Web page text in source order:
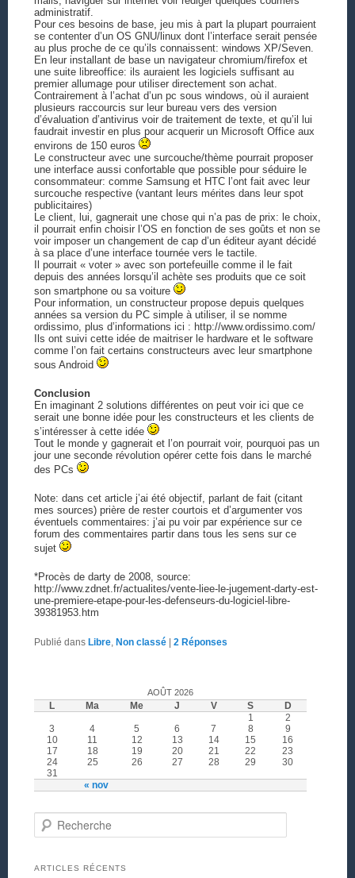
administratif.
Pour ces besoins de base, jeu mis à part la plupart pourraient
se contenter d’un OS GNU/linux dont l’interface serait pensée
au plus proche de ce qu’ils connaissent: windows XP/Seven.
En leur installant de base un navigateur chromium/firefox et
une suite libreoffice: ils auraient les logiciels suffisant au
premier allumage pour utiliser directement son achat.
Contrairement à l’achat d’un pc sous windows, où il auraient
plusieurs raccourcis sur leur bureau vers des version
d’évaluation d’antivirus voir de traitement de texte, et qu’il lui
faudrait investir en plus pour acquerir un Microsoft Office aux
environs de 150 euros
Le constructeur avec une surcouche/thème pourrait proposer
une interface aussi confortable que possible pour séduire le
consommateur: comme Samsung et HTC l’ont fait avec leur
surcouche respective (vantant leurs mérites dans leur spot
publicitaires)
Le client, lui, gagnerait une chose qui n’a pas de prix: le choix,
il pourrait enfin choisir l’OS en fonction de ses goûts et non se
voir imposer un changement de cap d’un éditeur ayant décidé
à sa place d’une interface tournée vers le tactile.
Il pourrait « voter » avec son portefeuille comme il le fait
depuis des années lorsqu’il achète ses produits que ce soit
son smartphone ou sa voiture
Pour information, un constructeur propose depuis quelques
années sa version du PC simple à utiliser, il se nomme
ordissimo, plus d’informations ici : http://www.ordissimo.com/
Ils ont suivi cette idée de maitriser le hardware et le software
comme l’on fait certains constructeurs avec leur smartphone
sous Android
Conclusion
En imaginant 2 solutions différentes on peut voir ici que ce
serait une bonne idée pour les constructeurs et les clients de
s’intéresser à cette idée
Tout le monde y gagnerait et l’on pourrait voir, pourquoi pas un
jour une seconde révolution opérer cette fois dans le marché
des PCs
Note: dans cet article j’ai été objectif, parlant de fait (citant
mes sources) prière de rester courtois et d’argumenter vos
éventuels commentaires: j’ai pu voir par expérience sur ce
forum des commentaires partir dans tous les sens sur ce
sujet
*Procès de darty de 2008, source:
http://www.zdnet.fr/actualites/vente-liee-le-jugement-darty-est-
une-premiere-etape-pour-les-defenseurs-du-logiciel-libre-
39381953.htm
Publié dans Libre, Non classé 2Réponses
AOÛT 2026
L Ma Me J V S D
« nov
1
2
3
4 5 6 7 8
9
10
11 12 13 14 15
16
17
18 19 20 21 22
23
24
25 26 27 28 29
30
31
Recherche
ARTICLES RÉCENTS